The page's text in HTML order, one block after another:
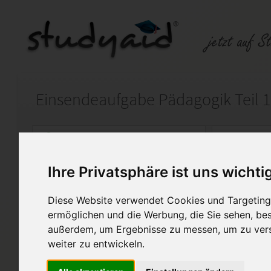
Ihre Privatsphäre ist uns
Diese Website verwendet Cookies und
ermöglichen und die Werbung, die Sie sehen,
außerdem, um Ergebnisse zu messen, um zu
weiter zu entwickeln.
Einsendeaufgabe Pädagogik Teil 1
Auf StudyAid.de verkaufen
Startseite Wirtschaft
PÄDB 1-XX1-A05 für ILS/SGD
Hallo liebe Mitstudierende,
hier könnt ihr meine